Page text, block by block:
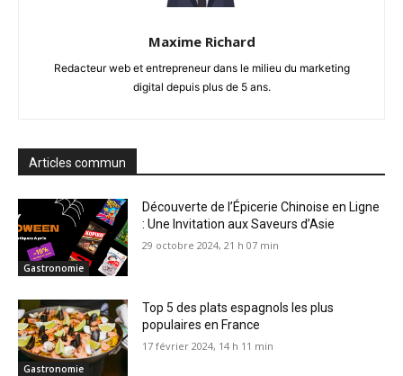
Maxime Richard
Redacteur web et entrepreneur dans le milieu du marketing
digital depuis plus de 5 ans.
Articles commun
Gastronomie
Découverte de l’Épicerie Chinoise en Ligne
: Une Invitation aux Saveurs d’Asie
29 octobre 2024, 21 h 07 min
Gastronomie
Top 5 des plats espagnols les plus
populaires en France
17 février 2024, 14 h 11 min